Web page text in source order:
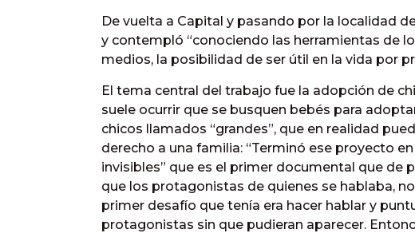
De vuelta a Capital y pasando por la localidad
y contempló “conociendo las herramientas de
medios, la posibilidad de ser útil en la vida por
El tema central del trabajo fue la adopción de
suele ocurrir que se busquen bebés para
chicos llamados “grandes”, que en realidad
derecho a una familia: “Terminó ese proyecto
invisibles” que es el primer documental que de
que los protagonistas de quienes se hablaba,
primer desafío que tenía era hacer hablar y
protagonistas sin que pudieran aparecer.